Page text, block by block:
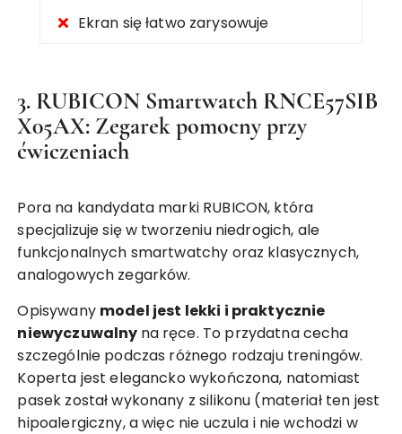
Ekran się łatwo zarysowuje
3. RUBICON Smartwatch RNCE57SIB
X05AX: Zegarek pomocny przy
ćwiczeniach
Pora na kandydata marki RUBICON, która
specjalizuje się w tworzeniu niedrogich, ale
funkcjonalnych smartwatchy oraz klasycznych,
analogowych zegarków.
Opisywany model jest lekki i praktycznie
niewyczuwalny na ręce. To przydatna cecha
szczególnie podczas różnego rodzaju treningów.
Koperta jest elegancko wykończona, natomiast
pasek został wykonany z silikonu (materiał ten jest
hipoalergiczny, a więc nie uczula i nie wchodzi w